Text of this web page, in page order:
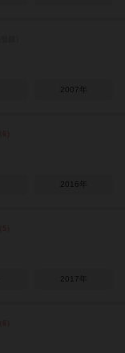
2007年
2016年
2017年